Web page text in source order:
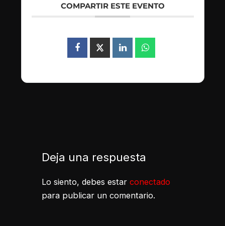
COMPARTIR ESTE EVENTO
Deja una respuesta
Lo siento, debes estar conectado
para publicar un comentario.